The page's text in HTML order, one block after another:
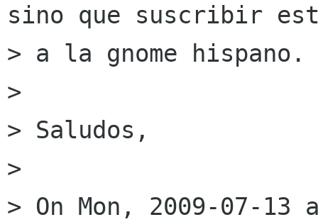
sino que suscribir
> a la gnome hispano.
>
> Saludos,
>
> On Mon, 2009-07-